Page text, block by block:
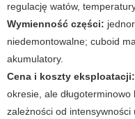
regulację watów,
Wymienność części:
niedemontowalne; cuboid
akumulatory.
Cena i koszty eksploatacji:
okresie, ale
zależności od intensywności